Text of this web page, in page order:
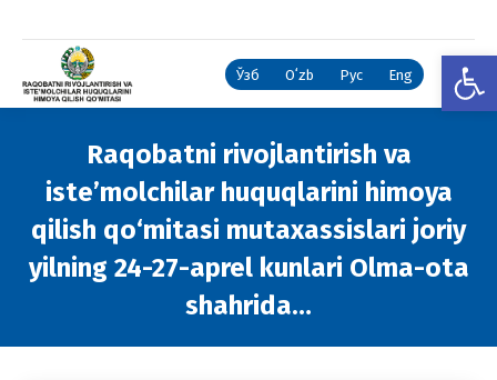
Ўзб Oʻzb Рус Eng
Raqobatni rivojlantirish va
iste’molchilar huquqlarini himoya
qilish qo‘mitasi mutaxassislari joriy
yilning 24-27-aprel kunlari Olma-ota
shahrida…